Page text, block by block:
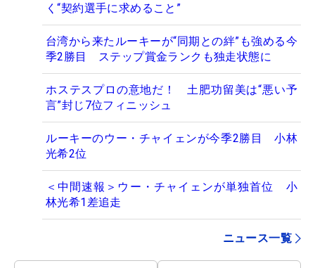
く“契約選手に求めること”
台湾から来たルーキーが“同期との絆”も強める今
季2勝目 ステップ賞金ランクも独走状態に
ホステスプロの意地だ！ 土肥功留美は“悪い予
言”封じ7位フィニッシュ
ルーキーのウー・チャイェンが今季2勝目 小林
光希2位
＜中間速報＞ウー・チャイェンが単独首位 小
林光希1差追走
ニュース一覧